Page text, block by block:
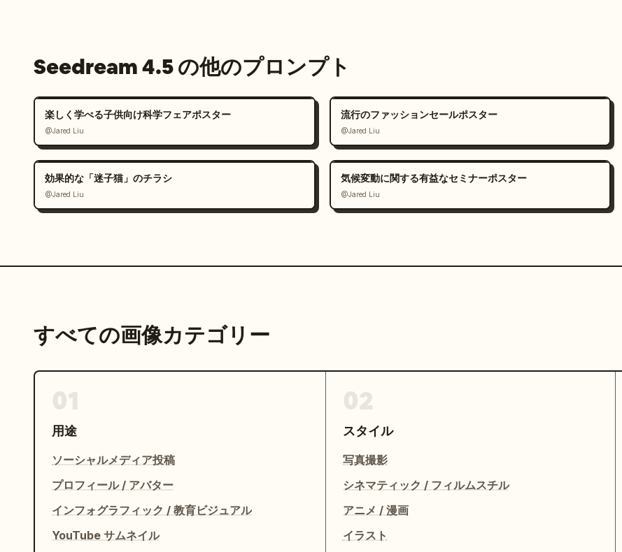
Seedream 4.5 の他のプロンプト
楽しく学べる子供向け科学フェアポスター
@Jared Liu
流行のファッションセールポスター
@Jared Liu
効果的な「迷子猫」のチラシ
@Jared Liu
気候変動に関する有益なセミナーポスター
@Jared Liu
すべての画像カテゴリー
用途
ソーシャルメディア投稿
プロフィール / アバター
インフォグラフィック / 教育ビジュアル
YouTube サムネイル
スタイル
写真撮影
シネマティック / フィルムスチル
アニメ / 漫画
イラスト